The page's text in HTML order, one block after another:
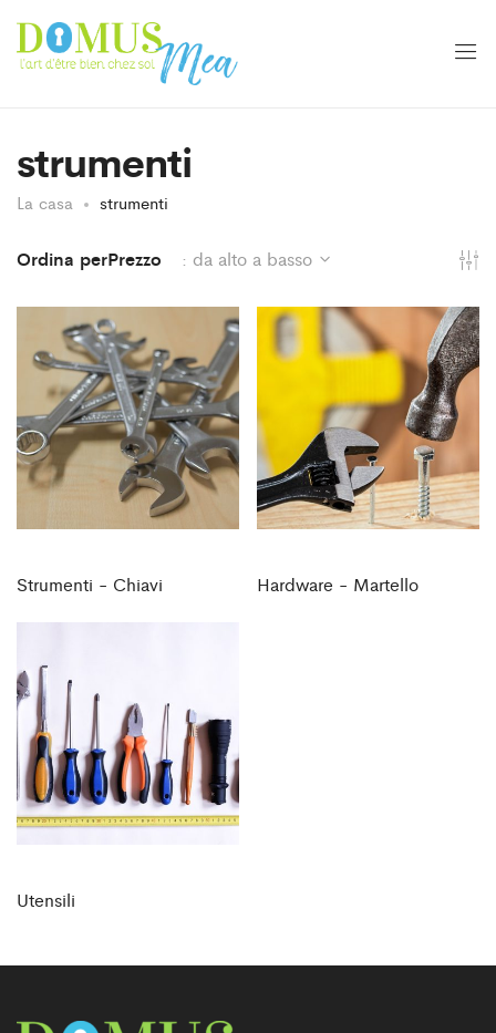
strumenti
La casa strumenti
Ordina perPrezzo : da alto a basso
Strumenti - Chiavi Hardware - Martello
Utensili